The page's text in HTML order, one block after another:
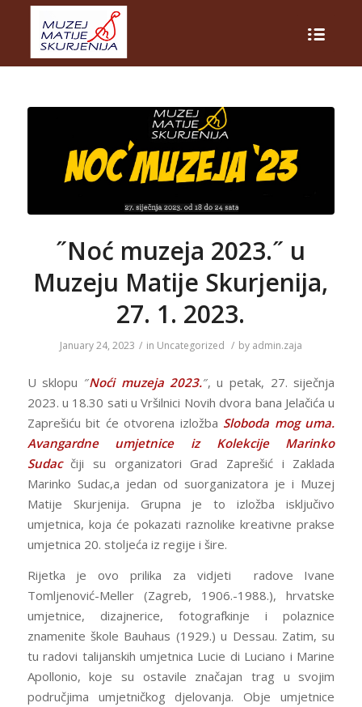
˝Noć muzeja 2023.˝ u
Muzeju Matije Skurjenija,
27. 1. 2023.
January 24, 2023 / in Uncategorized / by admin.zaja
U sklopu ″Noći muzeja 2023.″, u petak, 27. siječnja
2023. u 18.30 sati u Vršilnici Novih dvora bana Jelačića u
Zaprešiću bit će otvorena izložba Sloboda mog uma.
Avangardne umjetnice iz Kolekcije Marinko
Sudac čiji su organizatori Grad Zaprešić i Zaklada
Marinko Sudac,a jedan od suorganizatora je i Muzej
Matije Skurjenija. Grupna je to izložba isključivo
umjetnica, koja će pokazati raznolike kreativne prakse
umjetnica 20. stoljeća iz regije i šire.
Rijetka je ovo prilika za vidjeti radove Ivane
Tomljenović-Meller (Zagreb, 1906.-1988.), hrvatske
umjetnice, dizajnerice, fotografkinje i polaznice
znamenite škole Bauhaus (1929.) u Dessau. Zatim, su
tu radovi talijanskih umjetnica Lucie di Luciano i Marine
Apollonio, koje su ostavile značajan trag u svojim
područjima umjetničkog djelovanja. Obje umjetnice